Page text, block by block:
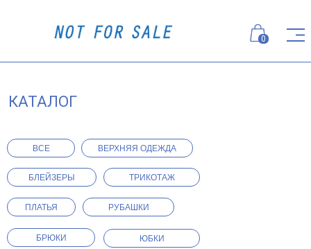
0
КАТАЛОГ
ЮБКИ
БРЮКИ
РУБАШКИ
ПЛАТЬЯ
ТРИКОТАЖ
БЛЕЙЗЕРЫ
ВЕРХНЯЯ ОДЕЖДА
ВСЕ